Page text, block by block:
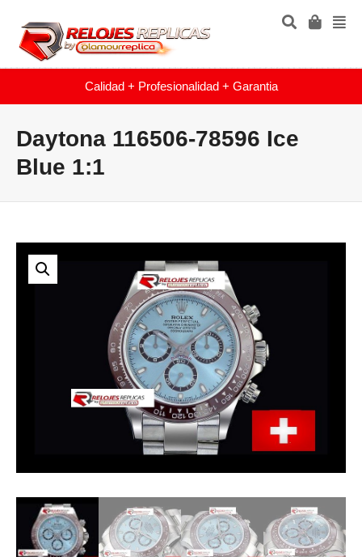
Calidad + Profesionalidad + Garantia
Daytona 116506-78596 Ice
Blue 1:1